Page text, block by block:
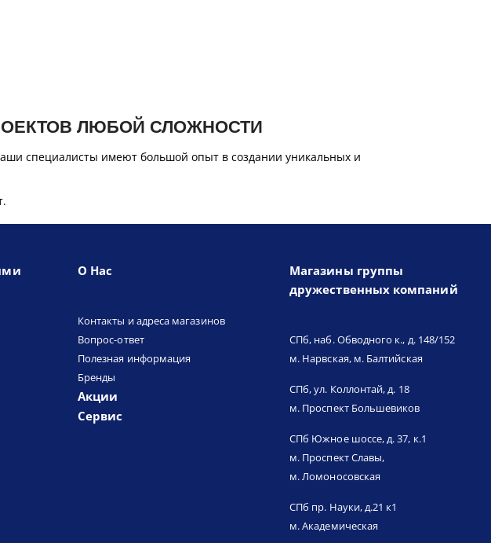
ЛЮБОЙ СЛОЖНОСТИ
специалисты имеют большой опыт в создании уникальных и
О Нас
Контакты и адреса магазинов
Вопрос-ответ
Полезная информация
Бренды
Акции
Сервис
Магазины группы
дружественных компаний
СПб, наб. Обводного к., д. 148/152
м. Нарвская, м. Балтийская
СПб, ул. Коллонтай, д. 18
м. Проспект Большевиков
СПб Южное шоссе, д. 37, к.1
м. Проспект Славы,
м. Ломоносовская
СПб пр. Науки, д.21 к1
м. Академическая